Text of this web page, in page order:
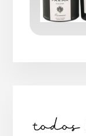
lateral